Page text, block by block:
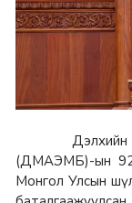
Дэлхийн мал,
(ДМАЭМБ)-ын 92
Монгол Улсын